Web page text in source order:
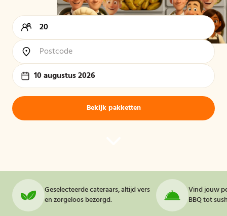
10 augustus 2026
Bekijk pakketten
Geselecteerde cateraars, altijd vers
en zorgeloos bezorgd.
Vind jouw
BBQ tot